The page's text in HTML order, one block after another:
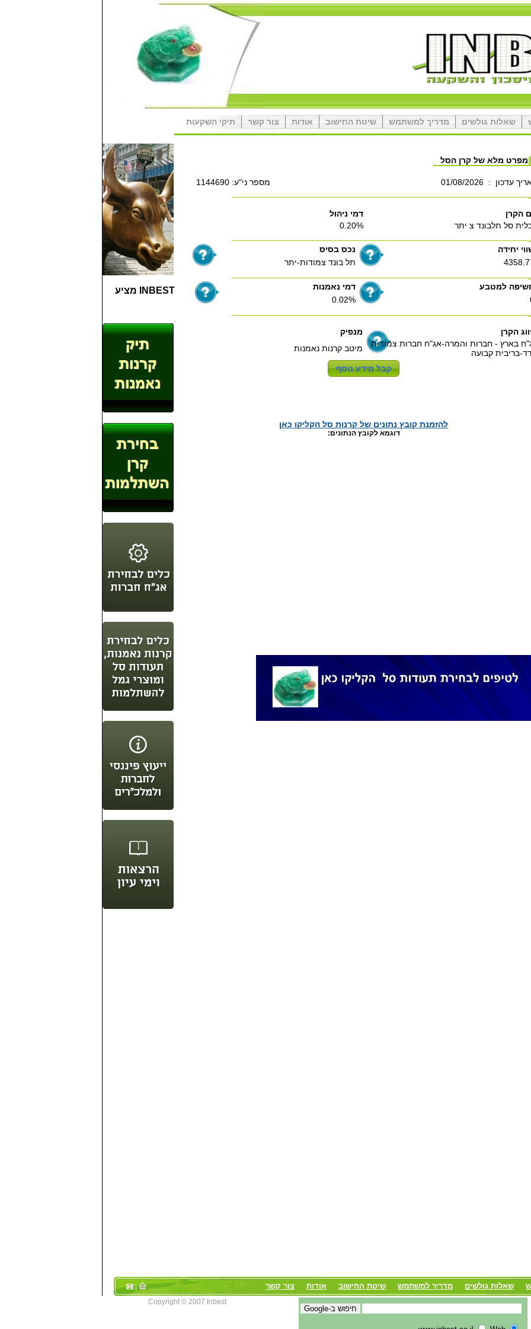
שאלות גולשים מדריך למשתמש שיטת החישוב אודות צור קשר תיקי השקעות
מפרט מלא של קרן הסל
עדכון :
01/08/2026 מספר ני"ע: 1144690
הקרן
דמי ניהול
סל תלבונד צ יתר
0.20%
יחידה
נכס בסיס
תל בונד צמודות-יתר
למטבע
דמי נאמנות
0.02%
הקרן
מנפיק
בארץ - חברות והמרה-אג"ח חברות צמודות
בריבית קבועה
מיטב קרנות נאמנות
להזמנת קובץ נתונים של קרנות סל הקליקו כאן
דוגמא לקובץ הנתונים:
INBEST מציע
שאלות גולשים מדריך למשתמש שיטת החישוב אודות צור קשר |
Copyright © 2007 Inbest